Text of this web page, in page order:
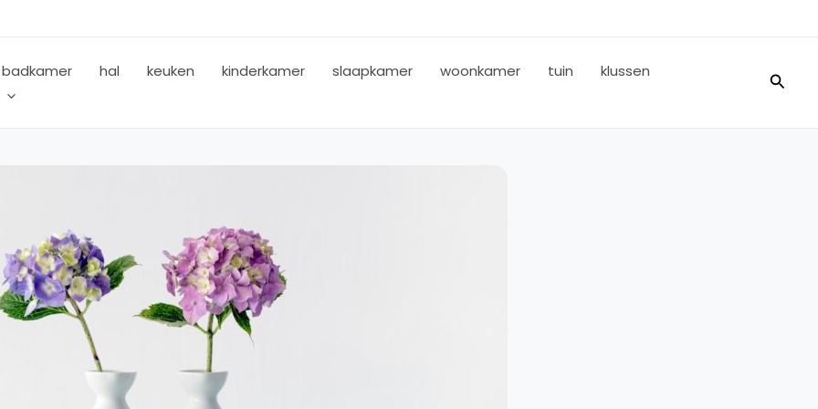
badkamer hal keuken kinderkamer slaapkamer woonkamer tuin
klussen